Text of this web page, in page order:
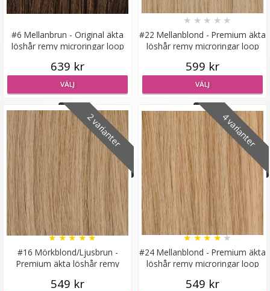
Hårklämma rosett - Blå
★★ ★★
19 kr
LÄGG I VARUKORG
#6 Mellanbrun - Original äkta
löshår remy microringar loop
639 kr
VÄLJ
#22 Mellanblond - Premium äkta
löshår remy microringar loop
★ ★ ★ ★ ★
599 kr
VÄLJ
2 varianter
#16 Mörkblond/Ljusbrun -
Premium äkta löshår remy
★★★★★
549 kr
4 varianter
#24 Mellanblond - Premium äkta
löshår remy microringar loop
★★★★★
549 kr